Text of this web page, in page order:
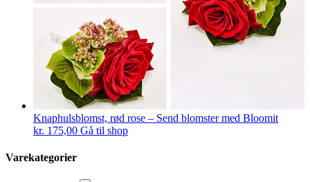
Knaphulsblomst, rød rose – Send blomster med Bloomit
kr. 175,00 Gå til shop
Varekategorier